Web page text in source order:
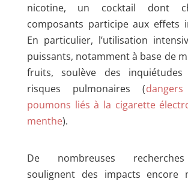
nicotine, un cocktail dont
composants participe aux effets
En particulier, l’utilisation
puissants, notamment à base de
fruits, soulève des
risques pulmonaires (
poumons liés à la cigarette
menthe).
De nombreuses
soulignent des impacts encore